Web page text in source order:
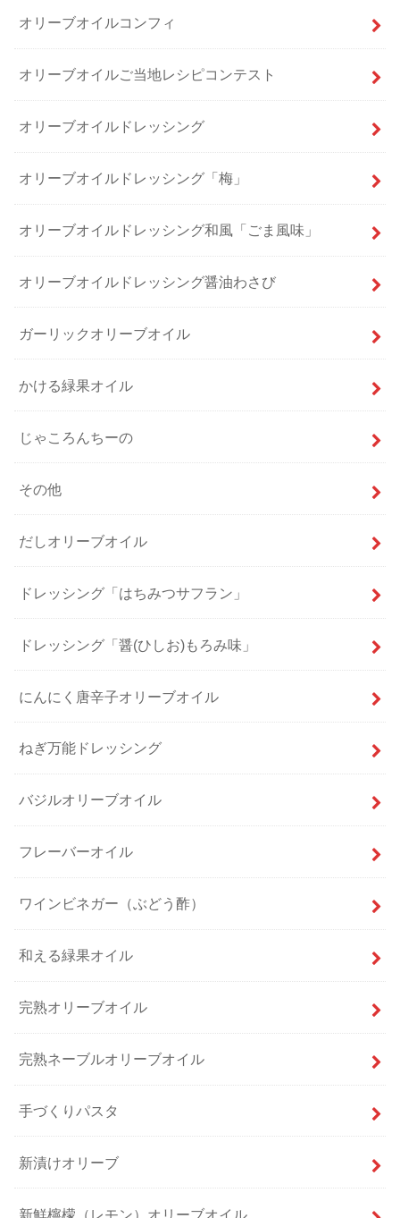
オリーブオイルコンフィ
オリーブオイルご当地レシピコンテスト
オリーブオイルドレッシング
オリーブオイルドレッシング「梅」
オリーブオイルドレッシング和風「ごま風味」
オリーブオイルドレッシング醤油わさび
ガーリックオリーブオイル
かける緑果オイル
じゃころんちーの
その他
だしオリーブオイル
ドレッシング「はちみつサフラン」
ドレッシング「醤(ひしお)もろみ味」
にんにく唐辛子オリーブオイル
ねぎ万能ドレッシング
バジルオリーブオイル
フレーバーオイル
ワインビネガー（ぶどう酢）
和える緑果オイル
完熟オリーブオイル
完熟ネーブルオリーブオイル
手づくりパスタ
新漬けオリーブ
新鮮檸檬（レモン）オリーブオイル